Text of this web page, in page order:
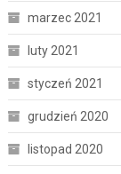
marzec 2021
luty 2021
styczeń 2021
grudzień 2020
listopad 2020